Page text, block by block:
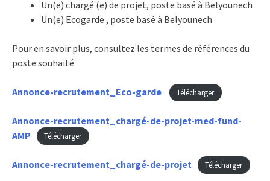
Un(e) chargé (e) de projet, poste basé à Belyounech
Un(e) Ecogarde , poste basé à Belyounech
Pour en savoir plus, consultez les termes de références du
poste souhaité
Annonce-recrutement_Eco-garde Télécharger
Annonce-recrutement_chargé-de-projet-med-fund-
AMP
Télécharger
Annonce-recrutement_chargé-de-projet Télécharger